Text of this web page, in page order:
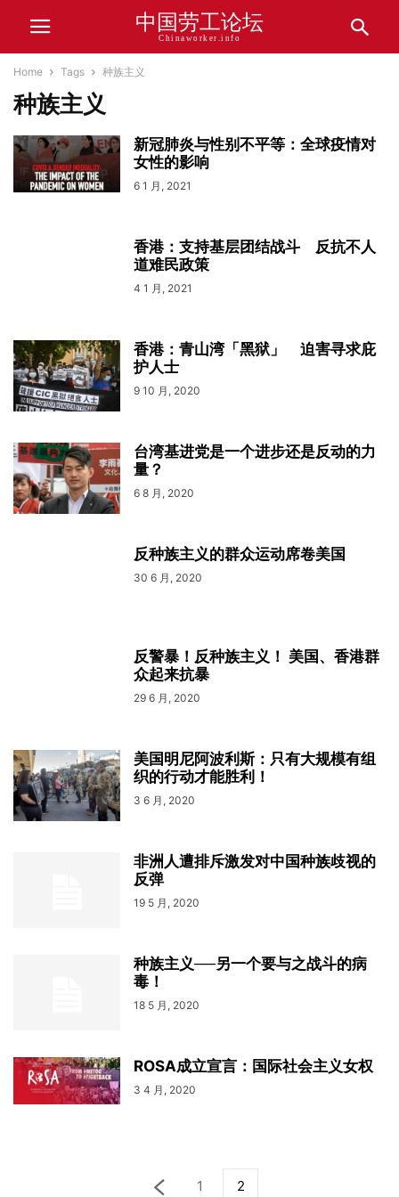
中国劳工论坛
Chinaworker.info
Home Tags 种族主义
种族主义
新冠肺炎与性别不平等：全球疫情对
女性的影响
6 1 月, 2021
香港：支持基层团结战斗 反抗不人
道难民政策
4 1 月, 2021
香港：青山湾「黑狱」 迫害寻求庇
护人士
9 10 月, 2020
台湾基进党是一个进步还是反动的力
量？
6 8 月, 2020
反种族主义的群众运动席卷美国
30 6 月, 2020
反警暴！反种族主义！ 美国、香港群
众起来抗暴
29 6 月, 2020
美国明尼阿波利斯：只有大规模有组
织的行动才能胜利！
3 6 月, 2020
非洲人遭排斥激发对中国种族歧视的
反弹
19 5 月, 2020
种族主义──另一个要与之战斗的病
毒！
18 5 月, 2020
ROSA成立宣言：国际社会主义女权
3 4 月, 2020
1 2